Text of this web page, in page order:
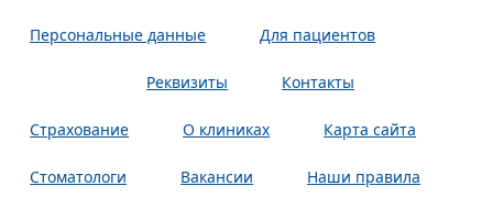
Персональные данные Для пациентов
Реквизиты Контакты
Страхование О клиниках Карта сайта
Стоматологи Вакансии Наши правила